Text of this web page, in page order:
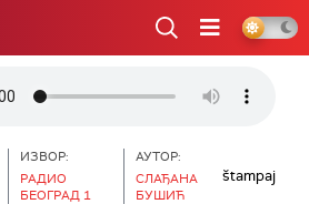
ИЗВОР:
РАДИО
БЕОГРАД 1
АУТОР:
СЛАЂАНА
БУШИЋ
štampaj